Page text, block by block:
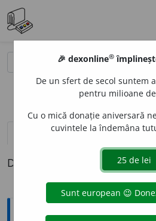
definiții (1)
Definiția cu ID-ul 672826:
Explicative DEX
🎉 dexonline®
De un sfert de secol suntem
pentru milioane
Cu o mică donație aniversară
cuvintele la îndemâna